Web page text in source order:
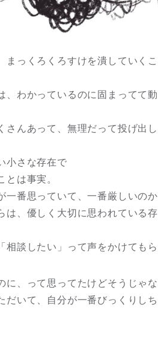
まっくろくろすけを潰していく
、わかっているのに固まってて動
さんあって、無理だって投げ出
小さな存在で
とは事実。
一番思っていて、一番厳しいのか
は、優しく大切に思われている
相談したい」って声をかけても
に、って思ってたけどそうじゃな
だいて、自分が一番びっくりしち